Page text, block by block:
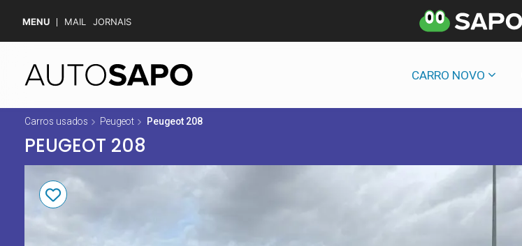
MENU MAIL JORNAIS
CARRO NOVO
Carros usados Peugeot Peugeot 208
PEUGEOT 208